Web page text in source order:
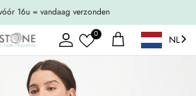
16u = vandaag verzonden
Account
0
Winkelwagen NL